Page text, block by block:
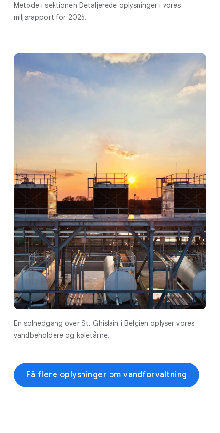
Metode i sektionen Detaljerede oplysninger i vores
miljørapport for 2026.
En solnedgang over St. Ghislain i Belgien oplyser vores
vandbeholdere og køletårne.
Få flere oplysninger om vandforvaltning